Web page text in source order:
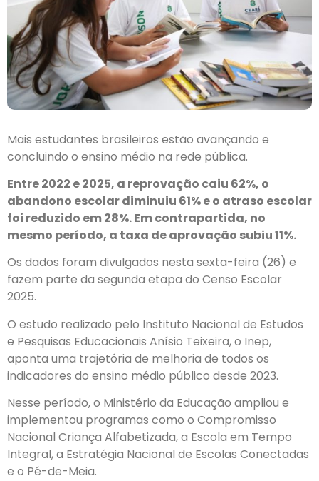
Mais estudantes brasileiros estão avançando e
concluindo o ensino médio na rede pública.
Entre 2022 e 2025, a reprovação caiu 62%, o
abandono escolar diminuiu 61% e o atraso escolar
foi reduzido em 28%. Em contrapartida, no
mesmo período, a taxa de aprovação subiu 11%.
Os dados foram divulgados nesta sexta-feira (26) e
fazem parte da segunda etapa do Censo Escolar
2025.
O estudo realizado pelo Instituto Nacional de Estudos
e Pesquisas Educacionais Anísio Teixeira, o Inep,
aponta uma trajetória de melhoria de todos os
indicadores do ensino médio público desde 2023.
Nesse período, o Ministério da Educação ampliou e
implementou programas como o Compromisso
Nacional Criança Alfabetizada, a Escola em Tempo
Integral, a Estratégia Nacional de Escolas Conectadas
e o Pé-de-Meia.